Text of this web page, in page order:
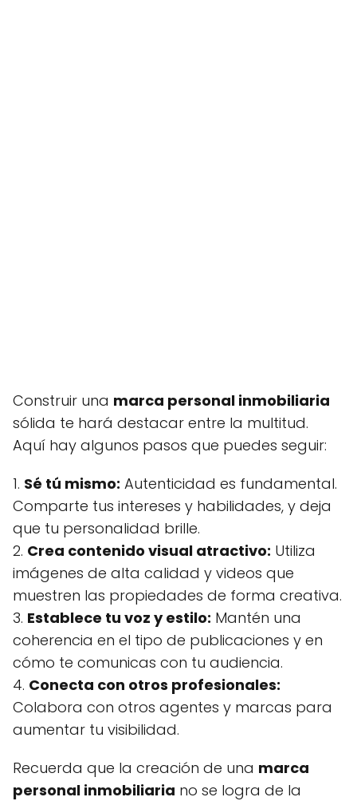
Construir una marca personal inmobiliaria
sólida te hará destacar entre la multitud.
Aquí hay algunos pasos que puedes seguir:
1. Sé tú mismo: Autenticidad es fundamental.
Comparte tus intereses y habilidades, y deja
que tu personalidad brille.
2. Crea contenido visual atractivo: Utiliza
imágenes de alta calidad y videos que
muestren las propiedades de forma creativa.
3. Establece tu voz y estilo: Mantén una
coherencia en el tipo de publicaciones y en
cómo te comunicas con tu audiencia.
4. Conecta con otros profesionales:
Colabora con otros agentes y marcas para
aumentar tu visibilidad.
Recuerda que la creación de una marca
personal inmobiliaria no se logra de la